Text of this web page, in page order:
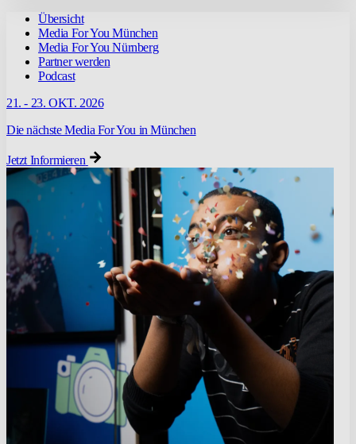
Übersicht
Media For You München
Media For You Nürnberg
Partner werden
Podcast
21. - 23. OKT. 2026
Die nächste Media For You in München
Jetzt Informieren